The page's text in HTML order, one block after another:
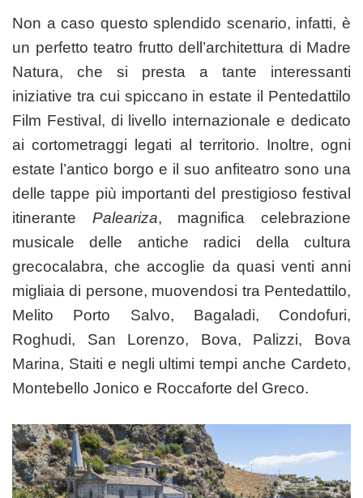
Non a caso questo splendido scenario, infatti, è
un perfetto teatro frutto dell’architettura di Madre
Natura, che si presta a tante interessanti
iniziative tra cui spiccano in estate il Pentedattilo
Film Festival, di livello internazionale e dedicato
ai cortometraggi legati al territorio. Inoltre, ogni
estate l’antico borgo e il suo anfiteatro sono una
delle tappe più importanti del prestigioso festival
itinerante
Paleariza, magnifica celebrazione
musicale delle antiche radici della cultura
grecocalabra, che accoglie da quasi venti anni
migliaia di persone, muovendosi tra Pentedattilo,
Melito Porto Salvo, Bagaladi, Condofuri,
Roghudi, San Lorenzo, Bova, Palizzi, Bova
Marina, Staiti e negli ultimi tempi anche Cardeto,
Montebello Jonico e Roccaforte del Greco.